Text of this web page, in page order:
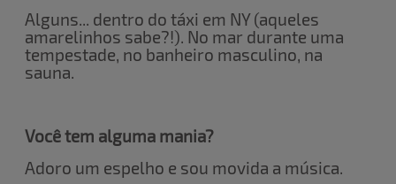
Alguns... dentro do táxi em NY (aqueles
amarelinhos sabe?!). No mar durante uma
tempestade, no banheiro masculino, na
sauna.
Você tem alguma mania?
Adoro um espelho e sou movida a música.